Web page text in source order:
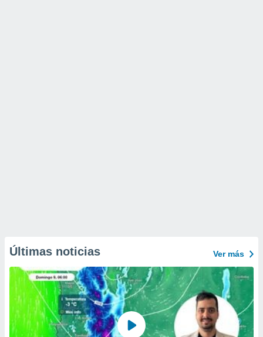
Últimas noticias Ver más